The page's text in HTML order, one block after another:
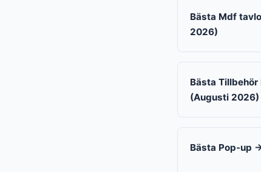
Bästa Mdf
2026)
Bästa
(Augusti 2026)
Bästa Pop-up